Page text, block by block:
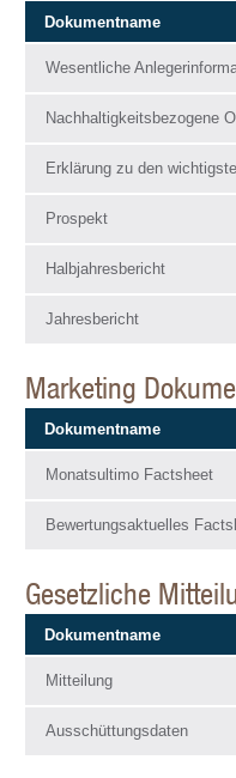
Dokumentname
Wesentliche
Nachhaltigkeitsbezogene
Erklärung zu den
Prospekt
Halbjahresbericht
Jahresbericht
Marketing
Dokumentname
Monatsultimo Factsheet
Bewertungsaktuelles
Gesetzliche
Dokumentname
Mitteilung
Ausschüttungsdaten